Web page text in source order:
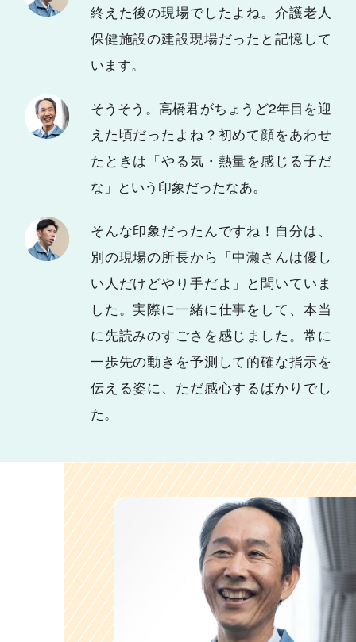
終えた後の現場でしたよね。介護老人
保健施設の建設現場だったと記憶して
います。
そうそう。高橋君がちょうど2年目を迎
えた頃だったよね？初めて顔をあわせ
たときは「やる気・熱量を感じる子だ
な」という印象だったなあ。
そんな印象だったんですね！自分は、
別の現場の所長から「中瀬さんは優し
い人だけどやり手だよ」と聞いていま
した。実際に一緒に仕事をして、本当
に先読みのすごさを感じました。常に
一歩先の動きを予測して的確な指示を
伝える姿に、ただ感心するばかりでし
た。